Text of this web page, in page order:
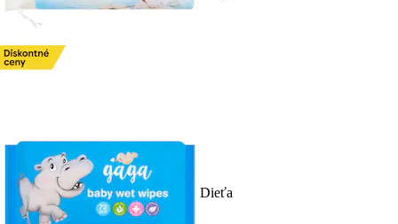
Dieťa